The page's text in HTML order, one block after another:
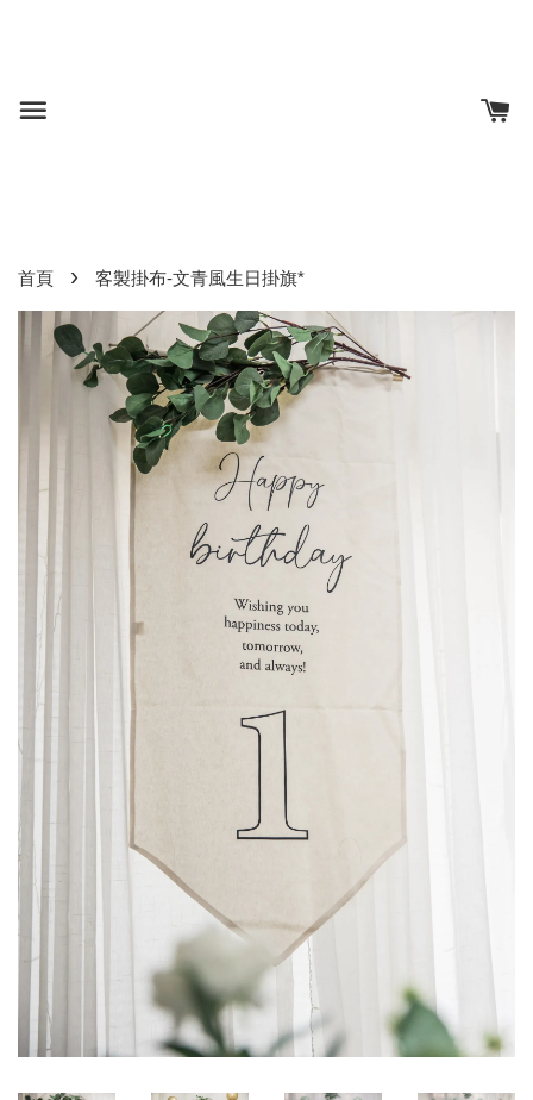
首頁 › 客製掛布-文青風生日掛旗*